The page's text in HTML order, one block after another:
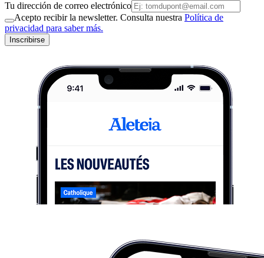
Tu dirección de correo electrónico
Acepto recibir la newsletter. Consulta nuestra Política de
privacidad para saber más.
Inscribirse